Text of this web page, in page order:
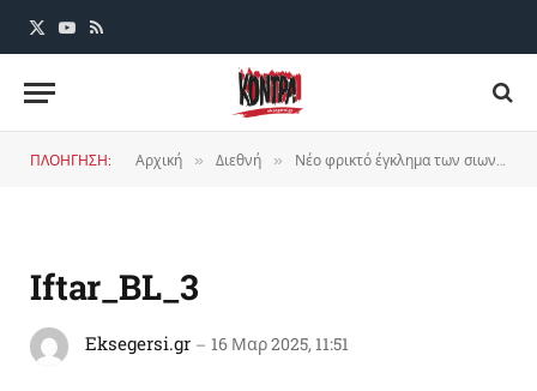
X
YouTube
RSS
ΠΛΟΗΓΗΣΗ: Αρχική » Διεθνή » Νέο φρικτό έγκλημα των σιωναζιστών στη Μπέιτ Λάχια
Iftar_BL_3
Eksegersi.gr 16 Μαρ 2025, 11:51